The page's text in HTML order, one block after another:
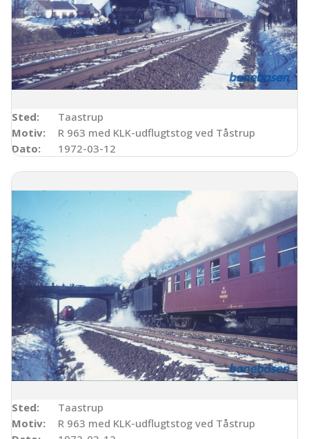
Sted:
Taastrup
Motiv:
R 963 med KLK-udflugtstog ved Tåstrup
Dato:
1972-03-12
Sted:
Taastrup
Motiv:
R 963 med KLK-udflugtstog ved Tåstrup